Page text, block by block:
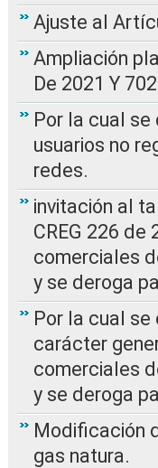
Ajuste al
Ampliación
De 2021 Y
Por la cual
usuarios no
redes.
invitación al
CREG 226
comerciales
y se deroga
Por la cual
carácter
comerciales
y se deroga
Modificación
gas natura.